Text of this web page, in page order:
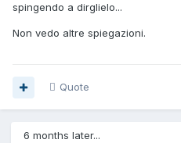
spingendo a dirglielo...
Non vedo altre spiegazioni.
Quote
6 months later...